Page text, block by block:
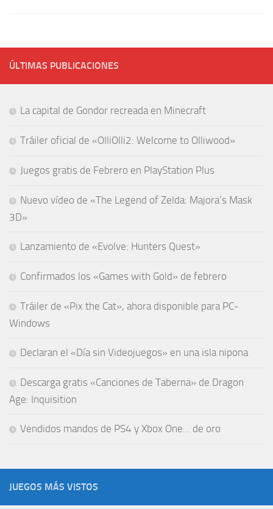
ÚLTIMAS PUBLICACIONES
La capital de Gondor recreada en Minecraft
Tráiler oficial de «OlliOlli2: Welcome to Olliwood»
Juegos gratis de Febrero en PlayStation Plus
Nuevo vídeo de «The Legend of Zelda: Majora’s Mask
3D»
Lanzamiento de «Evolve: Hunters Quest»
Confirmados los «Games with Gold» de febrero
Tráiler de «Pix the Cat», ahora disponible para PC-
Windows
Declaran el «Día sin Videojuegos» en una isla nipona
Descarga gratis «Canciones de Taberna» de Dragon
Age: Inquisition
Vendidos mandos de PS4 y Xbox One… de oro
JUEGOS MÁS VISTOS